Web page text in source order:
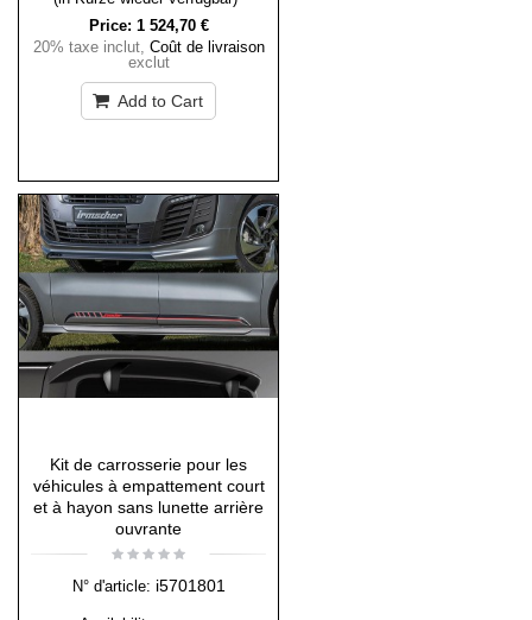
Price: 1 524,70 €
20% taxe inclut, Coût de livraison
exclut
Add to Cart
Kit de carrosserie pour les
véhicules à empattement court
et à hayon sans lunette arrière
ouvrante
N° d'article: i5701801